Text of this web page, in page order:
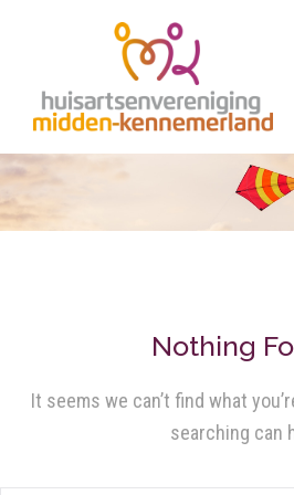
Nothing
It seems we can’t find what
searching can